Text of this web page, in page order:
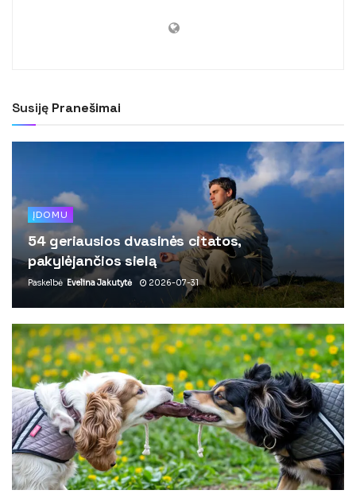
Susiję Pranešimai
ĮDOMU
54 geriausios dvasinės citatos,
pakylėjančios sielą
Paskelbė Evelina Jakutytė 2026-07-31